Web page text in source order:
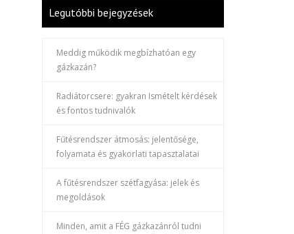
Legutóbbi bejegyzések
Meddig működik megbízhatóan egy
gázkazán?
Radiátorcsere: gyakran Ismételt kérdések
és fontos tudnivalók
Fűtésrendszer átmosás: jelentősége,
folyamata és gyakorlati tapasztalatai
A fűtésrendszer szétfagyása: jelek és
megoldások
Minden, amit a FÉG gázkazánról tudni